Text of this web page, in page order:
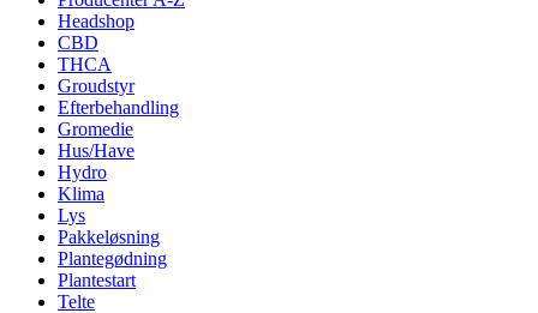
Headshop
CBD
THCA
Groudstyr
Efterbehandling
Gromedie
Hus/Have
Hydro
Klima
Lys
Pakkeløsning
Plantegødning
Plantestart
Telte